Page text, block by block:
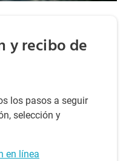
y recibo de
los pasos a seguir
selección y
en línea